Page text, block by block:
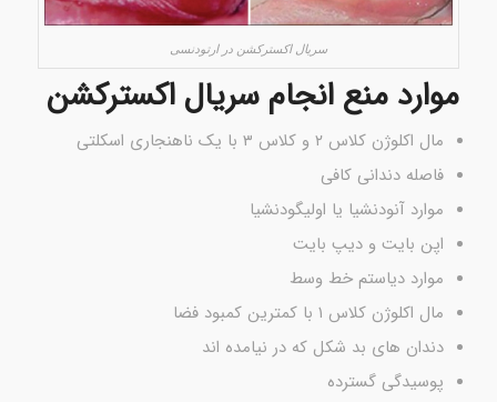
سریال اکسترکشن در ارتودنسى
موارد منع انجام سریال اکسترکشن
مال اکلوژن کلاس ۲ و کلاس ۳ با یک ناهنجاری اسکلتی
فاصله دندانی کافی
موارد آنودنشیا یا اولیگودنشیا
اپن بایت و دیپ بایت
موارد دیاستم خط وسط
مال اکلوژن کلاس ۱ با کمترین کمبود فضا
دندان های بد شکل که در نیامده اند
پوسیدگی گسترده